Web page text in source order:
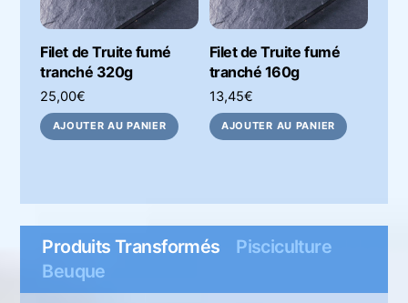
Filet de Truite fumé
tranché 320g
25,00€
AJOUTER AU PANIER
Filet de Truite fumé
tranché 160g
13,45€
AJOUTER AU PANIER
Produits Transformés Pisciculture
Beuque